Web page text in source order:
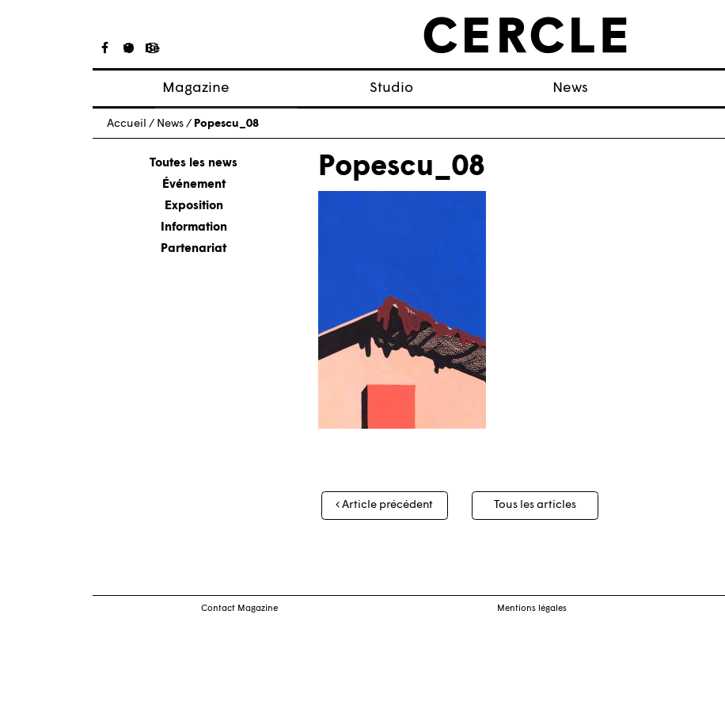
Magazine
Articles
À propos
Numéros
Studio News
Accueil / News / Popescu_08
Toutes les news
Événement
Exposition
Information
Partenariat
Popescu_08
Navigation
des
Article précédent Tous les articles
Contact Magazine Mentions légales